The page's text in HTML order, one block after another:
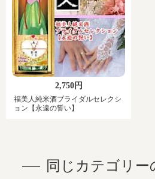
2,750円
福美人純米酒ブライダルセレクシ
ョン【永遠の誓い】
同じカテゴリー